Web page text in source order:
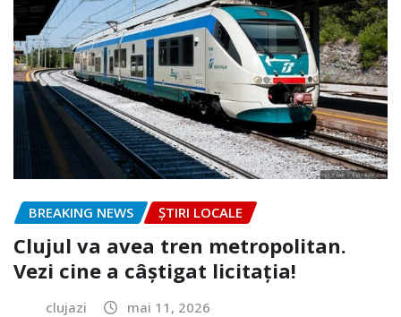
BREAKING NEWS ȘTIRI LOCALE
Clujul va avea tren metropolitan.
Vezi cine a câștigat licitația!
clujazi mai 11, 2026